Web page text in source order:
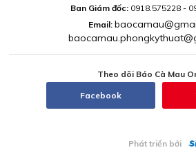
Ban Giám đốc: 0918.575228 -
Email:
Theo dõi Báo Cà Mau
Facebook
Phát triển bởi